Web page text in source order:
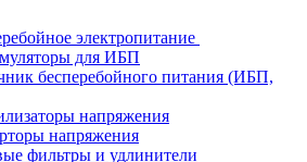
электропитание
для ИБП
бесперебойного питания (ИБП,
напряжения
напряжения
фильтры и удлинители